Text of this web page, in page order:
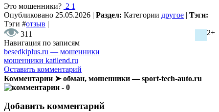
Это мошенники? 2 1
Опубликовано 25.05.2026 | Раздел: Категории другое | Тэги:
Тэги #отзыв |
311
2+
Навигация по записям
besedkiplus.ru — мошенники
мошенники katilend.ru
Оставить комментарий
Комментарии ➤ обман, мошенники — sport-tech-auto.ru
- 0
Добавить комментарий